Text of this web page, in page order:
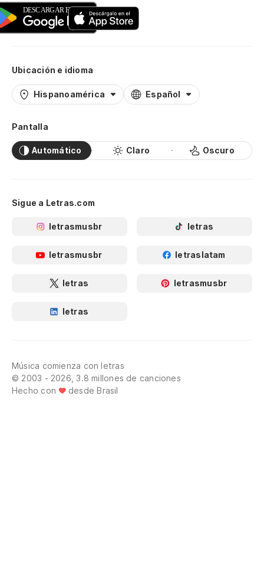
Ubicación e idioma
Hispanoamérica Español
Pantalla
Automático Claro Oscuro
Sigue a Letras.com
letrasmusbr letras
letrasmusbr letraslatam
letras letrasmusbr
letras
Música comienza con letras
© 2003 - 2026, 3.8 millones de canciones
Hecho con
desde Brasil